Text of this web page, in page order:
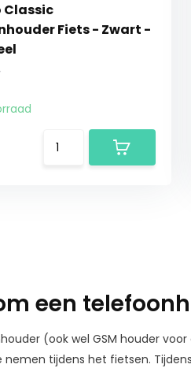
Fiets - Zwart -
een
(ook wel GSM houder
nemen tijdens het fietsen.